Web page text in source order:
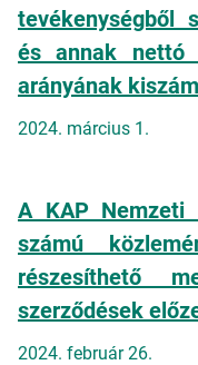
tevékenységből
és annak nettó
arányának
2024. március 1.
A KAP Nemzeti
számú
részesíthető
szerződések
2024. február 26.